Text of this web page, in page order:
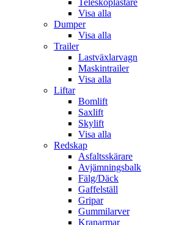
Teleskoplastare
Visa alla
Dumper
Visa alla
Trailer
Lastväxlarvagn
Maskintrailer
Visa alla
Liftar
Bomlift
Saxlift
Skylift
Visa alla
Redskap
Asfaltsskärare
Avjämningsbalk
Fälg/Däck
Gaffelställ
Gripar
Gummilarver
Kranarmar